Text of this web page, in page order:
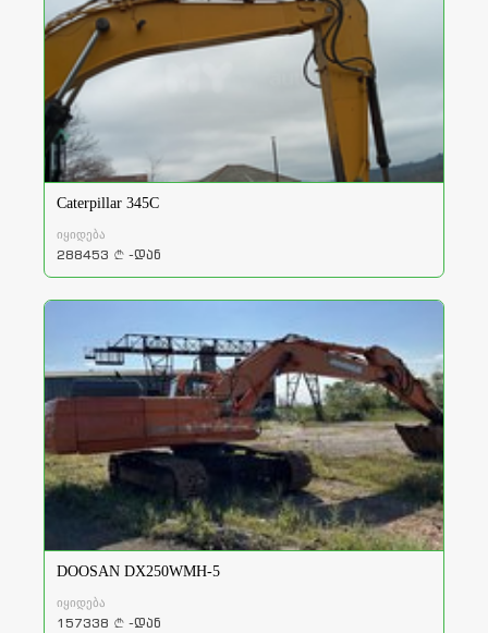
Caterpillar 345C
იყიდება
288453 a -დან
DOOSAN DX250WMH-5
იყიდება
157338 a -დან